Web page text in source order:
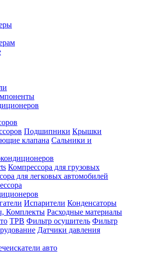
Подшипники Крышки
клапана Сальники и
Компрессора для грузовых
для легковых автомобилей
Испарители Конденсаторы
Комплекты Расходные материалы
ТРВ Фильтр осушитель Фильтр
Датчики давления
авто